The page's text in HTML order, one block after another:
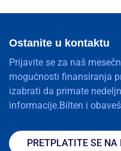
Ostanite u kontaktu
Prijavite se za naš
mogućnosti finansiranja
izabrati da primate
informacije.Bilten i
PRETPLATITE SE NA